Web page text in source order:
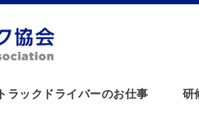
トラックドライバーのお仕事 研